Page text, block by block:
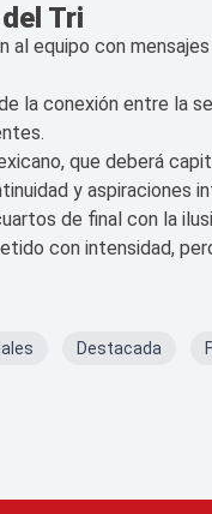
Tri
al equipo con
la conexión entre la
que deberá
y aspiraciones
de final con la
con intensidad,
Destacada